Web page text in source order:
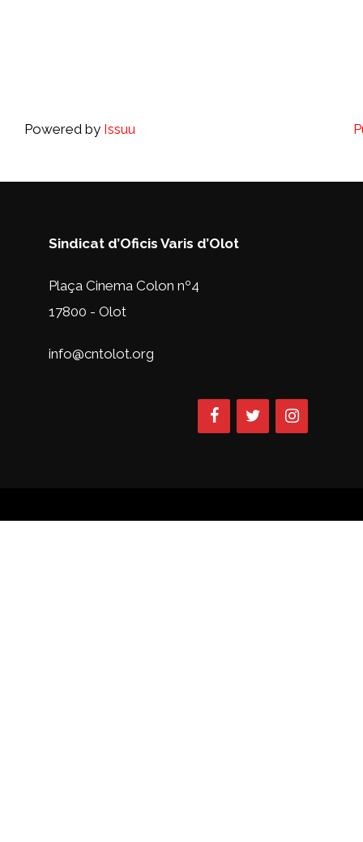
Powered by Issuu
Sindicat d’Oficis Varis d’Olot
Plaça Cinema Colon nº4
17800 - Olot
info@cntolot.org